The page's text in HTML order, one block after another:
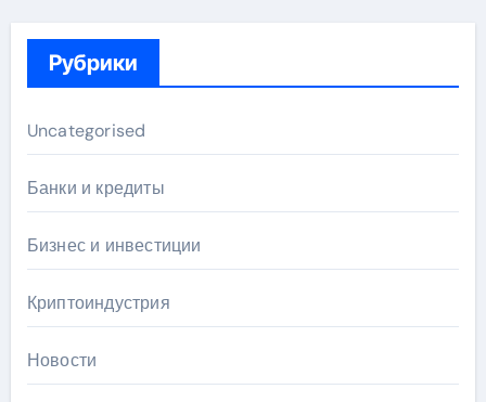
Рубрики
Uncategorised
Банки и кредиты
Бизнес и инвестиции
Криптоиндустрия
Новости